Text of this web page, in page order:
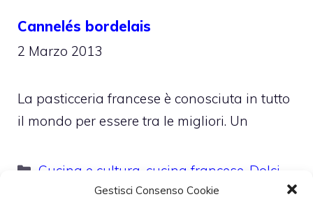
Gestisci Consenso Cookie
Cannelés bordelais
2 Marzo 2013
La pasticceria francese è conosciuta in tutto
il mondo per essere tra le migliori. Un
Categorie
Cucina e cultura cucina francese Dolci